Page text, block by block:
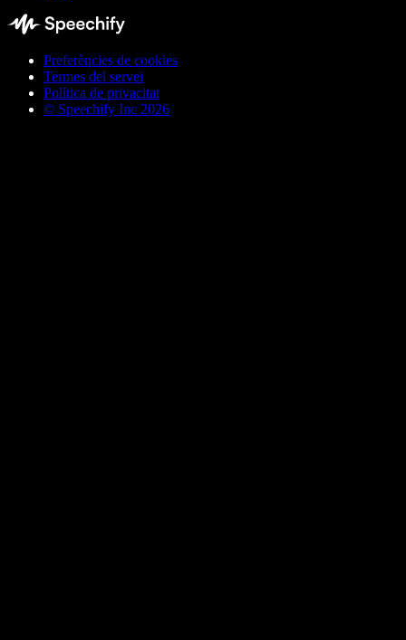
Preferències de cookies
Termes del servei
Política de privacitat
© Speechify Inc 2026